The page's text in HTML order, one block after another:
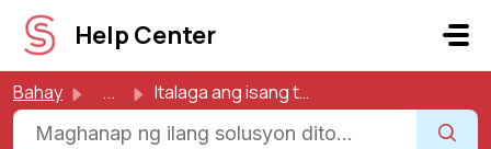
Lumaktaw sa pangunahing nilalaman
Help Center
Bahay ... Italaga ang isang tagapag-ayos ng biyahe para sa ibang ma...